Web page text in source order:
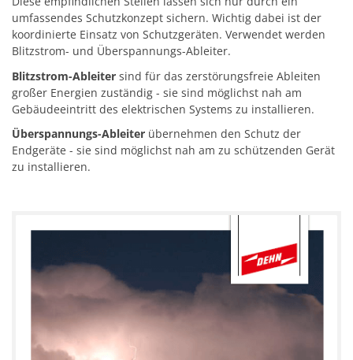
umfassendes Schutzkonzept sichern. Wichtig dabei ist der
koordinierte Einsatz von Schutzgeräten. Verwendet werden
Blitzstrom- und Überspannungs-Ableiter.
Blitzstrom-Ableiter sind für das zerstörungsfreie Ableiten
großer Energien zuständig - sie sind möglichst nah am
Gebäudeeintritt des elektrischen Systems zu installieren.
Überspannungs-Ableiter übernehmen den Schutz der
Endgeräte - sie sind möglichst nah am zu schützenden Gerät
zu installieren.